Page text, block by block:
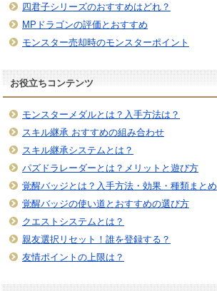
四君子シリーズのおすすめはどれ？
MPドラゴンの評価とおすすめ
モンスター売却時のモンスターポイント
お役立ちコンテンツ
モンスターメダルとは？入手方法は？
スキル継承 おすすめの組み合わせ
スキル継承システムとは？
パズドラレーダーとは？メリットと遊び方
覚醒バッジとは？入手方法・効果・種類まとめ
覚醒バッジの使い道とおすすめの選び方
クエストシステムとは？
親友選択リセット！誰を登録する？
友情ポイントの上限は？